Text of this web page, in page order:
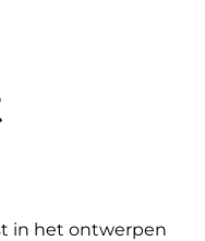
in het ontwerpen